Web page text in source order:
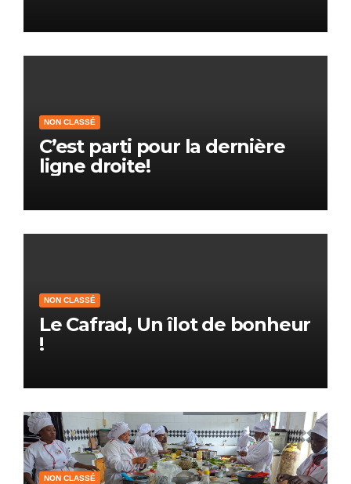
NON CLASSÉ
C’est parti pour la dernière
ligne droite!
NON CLASSÉ
Le Cafrad, Un îlot de bonheur
!
NON CLASSÉ